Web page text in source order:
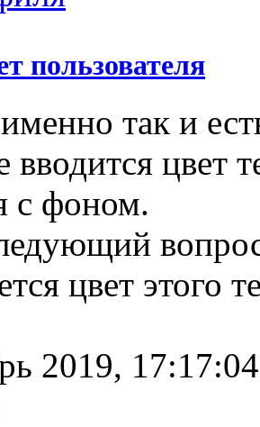
пользователя
так и
вводится цвет
с фоном.
цвет этого
2019, 17:17:04